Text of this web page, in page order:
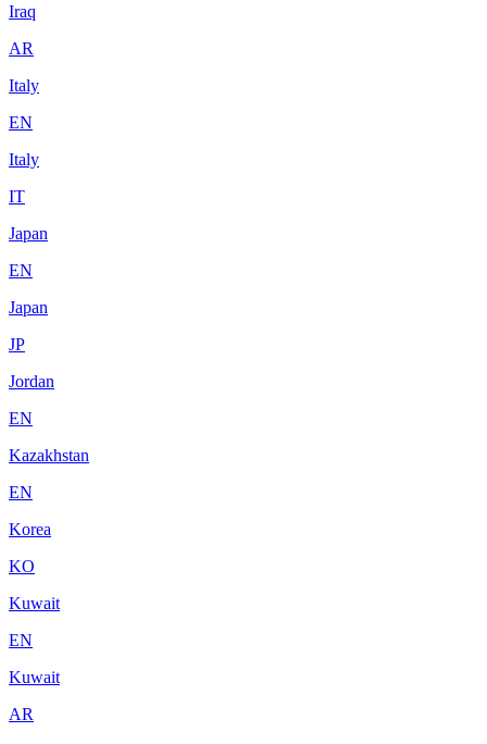
Iraq
AR
Italy
EN
Italy
IT
Japan
EN
Japan
JP
Jordan
EN
Kazakhstan
EN
Korea
KO
Kuwait
EN
Kuwait
AR